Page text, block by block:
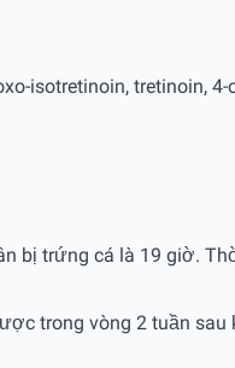
isotretinoin, tretinoin,
bị trứng cá là 19 giờ.
trong vòng 2 tuần